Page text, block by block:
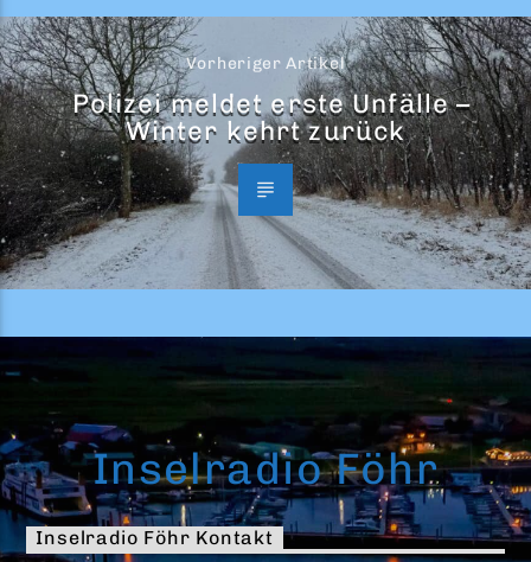
Vorheriger Artikel
Polizei meldet erste Unfälle –
Winter kehrt zurück
Inselradio Föhr
Inselradio Föhr Kontakt